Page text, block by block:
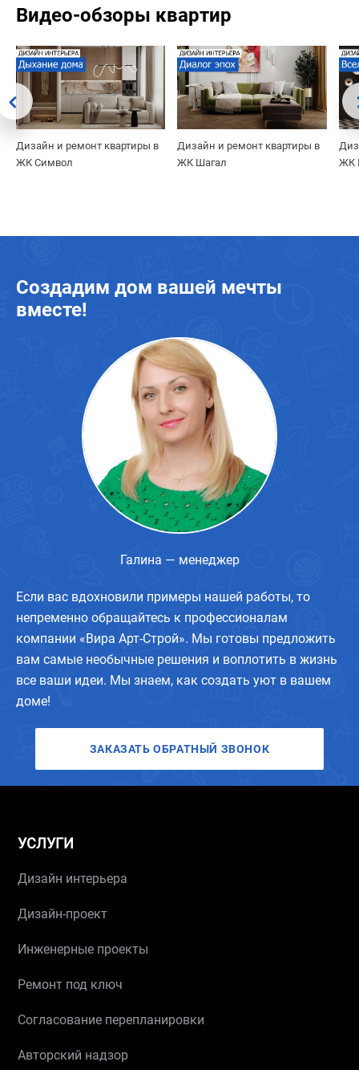
Видео-обзоры квартир
Дизайн и ремонт квартиры в
ЖК Символ
Дизайн и ремонт квартиры в
ЖК Шагал
ЖК
Создадим дом вашей мечты
вместе!
Если вас вдохновили примеры нашей работы, то
непременно обращайтесь к профессионалам
компании «Вира Арт-Строй». Мы готовы предложить
вам самые необычные решения и воплотить в жизнь
все ваши идеи. Мы знаем, как создать уют в вашем
доме!
ЗАКАЗАТЬ ОБРАТНЫЙ ЗВОНОК
Галина — менеджер
УСЛУГИ
Дизайн интерьера
Дизайн-проект
Инженерные проекты
Ремонт под ключ
Согласование перепланировки
Авторский надзор